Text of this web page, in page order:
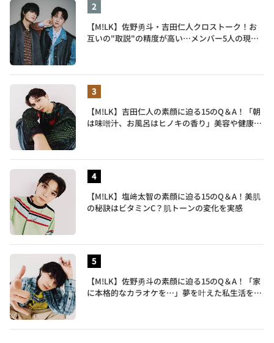
【M!LK】佐野勇斗・吉田仁人クロストーク！お
互いの"取説"の精度が高い…メンバー5人の現在
【M!LK】吉田仁人の素顔に迫る15のQ＆A！「朝
は味噌汁、お風呂はヒノキの香り」美容や健康習
【M!LK】塩﨑太智の素顔に迫る15のQ＆A！美肌
の秘訣はビタミンC？肌トーンの変化を実感
【M!LK】佐野勇斗の素顔に迫る15のQ＆A！「家
に本格的なカラオケを…」夢を叶えた私生活を公